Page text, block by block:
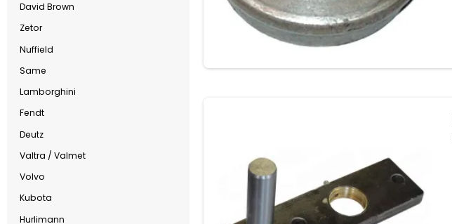
David Brown
Zetor
Nuffield
Same
Lamborghini
Fendt
Deutz
Valtra / Valmet
Volvo
Kubota
Hurlimann